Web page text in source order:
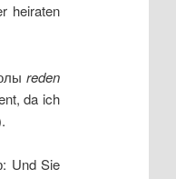
heiraten
reden
da ich
Und Sie